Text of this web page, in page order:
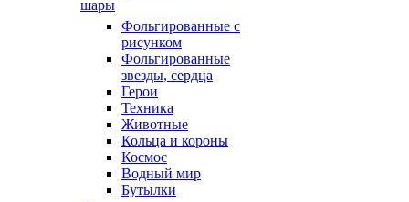
шары
Фольгированные с
рисунком
Фольгированные
звезды, сердца
Герои
Техника
Животные
Кольца и короны
Космос
Водный мир
Бутылки